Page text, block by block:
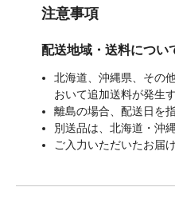
注意事項
配送地域・送料につい
北海道、沖縄県、その
おいて追加送料が発生
離島の場合、配送日を
別送品は、北海道・沖
ご入力いただいたお届